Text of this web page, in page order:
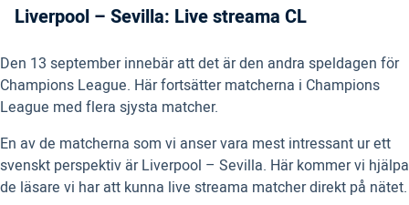
Liverpool – Sevilla: Live streama CL
Den 13 september innebär att det är den andra speldagen för
Champions League. Här fortsätter matcherna i Champions
League med flera sjysta matcher.
En av de matcherna som vi anser vara mest intressant ur ett
svenskt perspektiv är Liverpool – Sevilla. Här kommer vi hjälpa
de läsare vi har att kunna live streama matcher direkt på nätet.